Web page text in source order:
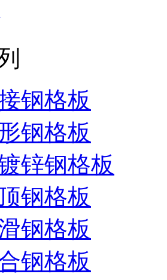
钢格板
钢格板
锌钢格板
钢格板
钢格板
钢格板